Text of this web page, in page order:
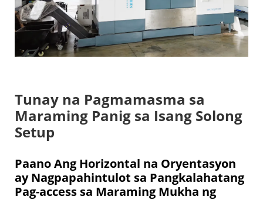
Tunay na Pagmamasma sa
Maraming Panig sa Isang Solong
Setup
Paano Ang Horizontal na Oryentasyon
ay Nagpapahintulot sa Pangkalahatang
Pag-access sa Maraming Mukha ng